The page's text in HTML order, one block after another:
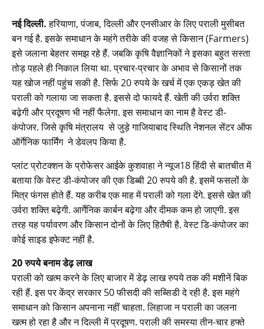
नई दिल्ली.हरियाणा, पंजाब, दिल्ली और एनसीआर के लिए पराली मुसीबत
बन गई है. इसके समाधान के महंगे तरीके की वजह से किसान (Farmers)
इसे जलाना बेहतर समझ रहे हैं. जबकि कृषि वैज्ञानिकों ने इसका बहुत सस्ता
तोड़ पहले ही निकाल लिया था. प्रचार-प्रचार के अभाव से किसानों तक
यह खोज नहीं पहुंच सकी है. सिर्फ 20 रुपये के खर्च में एक एकड़ खेत की
पराली को गलाया जा सकता है. इससे दो फायदे हैं. खेती की उर्वरा शक्ति
बढ़ेगी और प्रदूषण भी नहीं फैलेगा. इस समाधान का नाम है वेस्ट डी-
कंपोजर. जिसे कृषि मंत्रालय से जुड़े गाजियाबाद स्थिति नेशनल सेंटर ऑफ
ऑर्गेनिक फार्मिंग ने डेवलप किया है.
प्लांट प्रोटक्शन के प्रोफेसर आईके कुशवाहा ने न्यूज18 हिंदी से बातचीत में
बताया कि वेस्ट डी-कंपोजर की एक डिब्बी 20 रुपये की है. इसमें फसलों के
मित्र फंगस होते हैं. यह करीब एक माह में पराली को गला देंगे. इससे खेत की
उर्वरा शक्ति बढ़ेगी. आर्गेनिक कार्बन बढ़ेगा और दीमक कम हो जाएगी. इस
तरह यह पर्यावरण और किसान दोनों के लिए हितैषी है. वेस्ट डि-कंपोजर का
कोई साइड इफेक्ट नहीं है.
20 रुपये बनाम डेढ़ लाख
पराली को खत्म करने के लिए बाजार में डेढ़ लाख रुपये तक की मशीनें बिक
रही हैं. इस पर केंद्र सरकार 50 फीसदी की सब्सिडी दे रही है. इस महंगे
समाधान को किसान अपनाना नहीं चाहता. लिहाजा न पराली का जलना
खत्म हो रहा है और न दिल्ली में प्रदूषण. पराली की समस्या तीन-चार हफ्ते